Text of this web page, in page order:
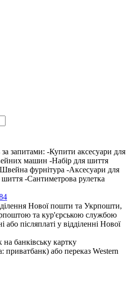
за запитами: -Купити аксесуари для
машин -Набір для шиття
фурнітура -Аксесуари для
-Сантиметрова рулетка
Нової пошти та Укрпошти,
та кур'єрською службою
або післяплаті у відділенні Нової
на банківську картку
приватбанк) або переказ Western